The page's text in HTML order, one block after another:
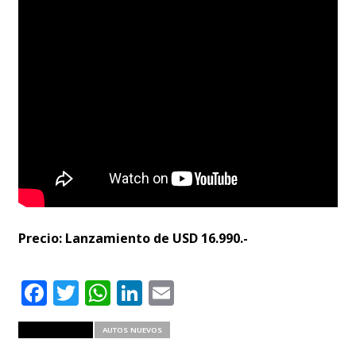
Precio: Lanzamiento de USD 16.990.-
Facebook
Twitter
WhatsApp
LinkedIn
Email
AUTOS NUEVOS